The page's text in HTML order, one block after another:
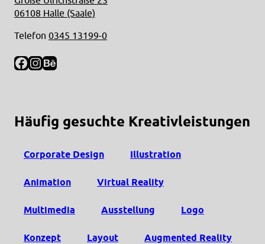
06108 Halle (Saale)
Telefon 0345 13199-0
Facebook
Instagram
Behance
Häufig gesuchte Kreativleistungen
Corporate Design Illustration
Animation Virtual Reality
Multimedia Ausstellung Logo
Konzept Layout Augmented Reality